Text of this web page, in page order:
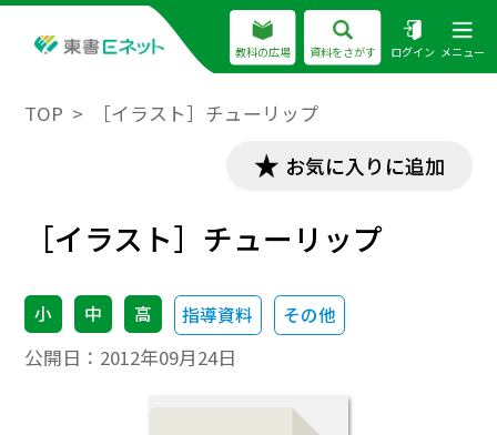
教科の広場 資料をさがす ログイン メニュー
TOP ［イラスト］チューリップ
お気に入りに追加
［イラスト］チューリップ
小 中 高 指導資料 その他
公開日： 2012年09月24日